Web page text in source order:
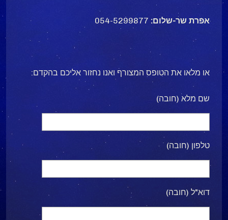
אפרת שר-שלום:054-5299877
או מלאו את הטופס המצורף ואנו נחזור אליכם בהקדם:
שם מלא (חובה)
טלפון (חובה)
דוא"ל (חובה)